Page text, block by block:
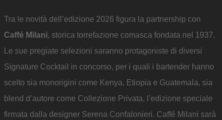
Tra le novità dell’edizione 2026 figura la partnership con
Caffé Milani, storica torrefazione comasca fondata nel 1937.
Le sue pregiate selezioni saranno protagoniste di diversi
Signature Cocktail in concorso, per i quali i bartender hanno
scelto sia monorigini come Kenya, Etiopia e Guatemala, sia
blend d’autore come Collezione Privata, l’edizione speciale
firmata dalla designer Serena Confalonieri. Caffé Milani sarà